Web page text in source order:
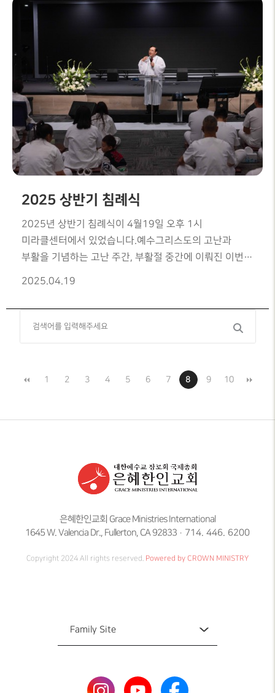
그룹과 교회와 잘 협력하여서 섬기며 하나님께서
기뻐하시는 목자가 되고 목원들에게 본이 되는 목자가
것입니다.아울러 김홍권 목사님께서 강의하시는
구약개론은 4/30일 부터 개강이며 과 김기태 목사님께서
강의하시는 성경적 재정교실, 그리고 권상욱 목사님께서
인도하시는 은사발견 세미나 과정도 일제히
개강하였습니다.귀한 성도 양육 과정을 통하여 하나님의
자녀로 온전케 되어지고 영적으로 더욱 성숙하고
성장하여서 예수님을 닮아가는 제자가 되기를
기도합니다.
2025 상반기 침례식
2025년 상반기 침례식이 4월19일 오후 1시
미라클센터에서 있었습니다.예수그리스도의 고난과
부활을 기념하는 고난 주간, 부활절 중간에 이뤄진 이번
은혜로운 시간이었습니다.
2025.04.19
1 2 3 4 5 6 7 8 9 10
은혜한인교회 Grace Ministries International
1645 W. Valencia Dr., Fullerton, CA 92833
714. 446. 6200
Copyright 2024 All rights reserved. Powered by CROWN MINISTRY
Family Site